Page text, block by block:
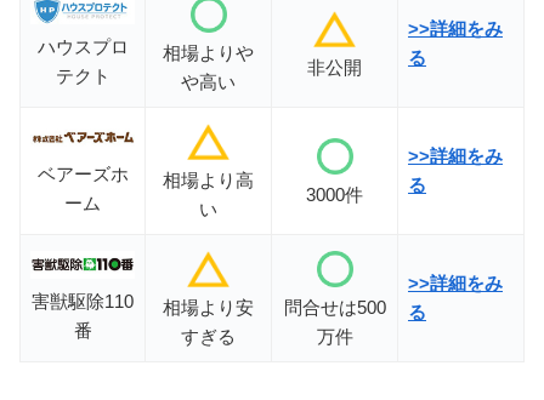
ハウスプロ
テクト
相場よりや
や高い
非公開
>>詳細をみ
る
ベアーズホ
ーム
相場より高
い
3000件
>>詳細をみ
る
害獣駆除110
番
相場より安
すぎる
問合せは500
万件
>>詳細をみ
る